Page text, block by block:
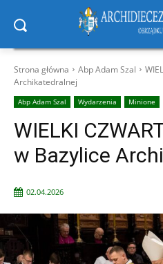
Strona główna Abp Adam Szal
Archikatedralnej
Abp Adam Szal Wydarzenia Minione
WIELKI
w Bazylice
02.04.2026